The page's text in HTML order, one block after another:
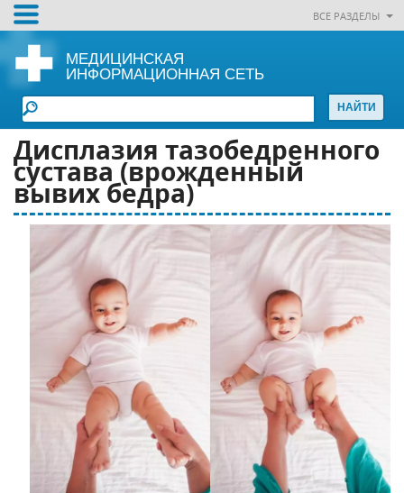
ВСЕ РАЗДЕЛЫ
МЕДИЦИНСКАЯ
ИНФОРМАЦИОННАЯ СЕТЬ
Дисплазия тазобедренного
сустава (врожденный
вывих бедра)